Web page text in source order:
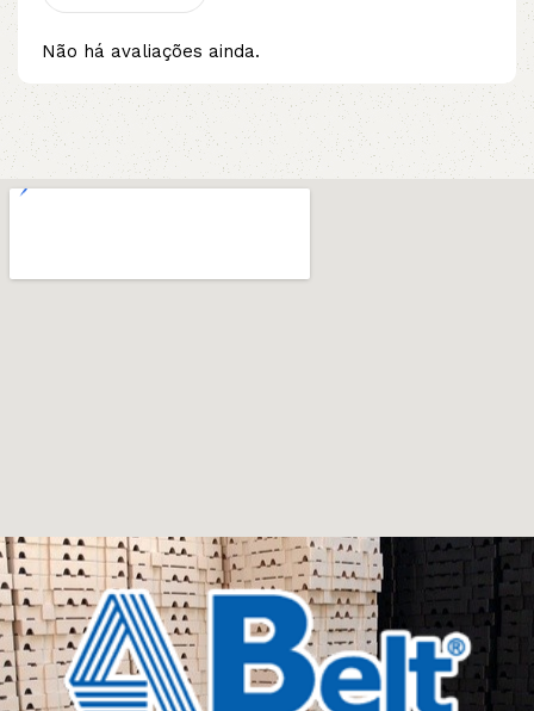
Não há avaliações ainda.